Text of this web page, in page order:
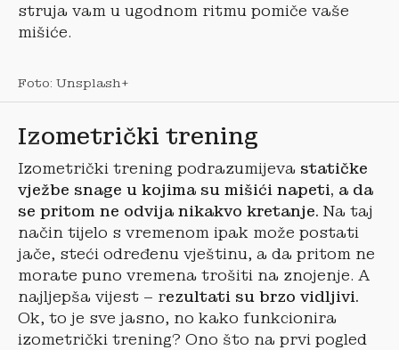
struja vam u ugodnom ritmu pomiče vaše
mišiće.
Foto: Unsplash+
Izometrički trening
Izometrički trening podrazumijeva statičke
vježbe snage u kojima su mišići napeti, a da
se pritom ne odvija nikakvo kretanje. Na taj
način tijelo s vremenom ipak može postati
jače, steći određenu vještinu, a da pritom ne
morate puno vremena trošiti na znojenje. A
najljepša vijest – rezultati su brzo vidljivi.
Ok, to je sve jasno, no kako funkcionira
izometrički trening? Ono što na prvi pogled